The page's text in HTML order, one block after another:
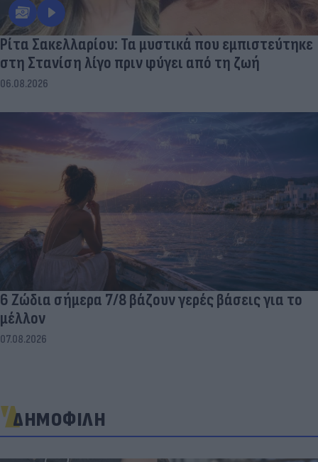
Ρίτα Σακελλαρίου: Τα μυστικά που εμπιστεύτηκε
στη Στανίση λίγο πριν φύγει από τη ζωή
06.08.2026
6 Ζώδια σήμερα 7/8 βάζουν γερές βάσεις για το
μέλλον
07.08.2026
ΔΗΜΟΦΙΛΗ